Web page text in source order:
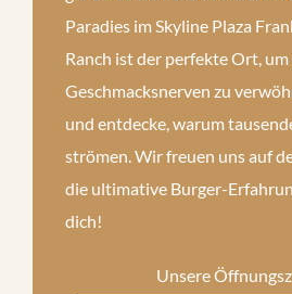
Paradies im Skyline Plaza
Ranch ist der perfekte Ort,
Geschmacksnerven zu
und entdecke, warum
strömen. Wir freuen uns auf
die ultimative Burger-
dich!
Unsere